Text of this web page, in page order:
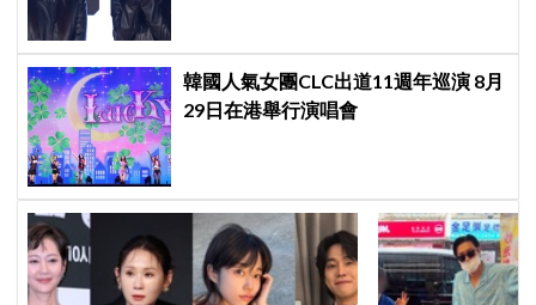
韓國人氣女團CLC出道11週年巡演 8月
29日在港舉行演唱會